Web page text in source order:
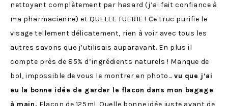
nettoyant complètement par hasard (j’ai fait confiance à
ma pharmacienne) et QUELLE TUERIE ! Ce truc purifie le
visage tellement délicatement, rien à voir avec tous les
autres savons que j’utilisais auparavant. En plus il
compte près de 85% d’ingrédients naturels ! Manque de
bol, impossible de vous le montrer en photo…vu que j’ai
eu la bonne idée de garder le flacon dans mon bagage
à main. Flacon de 125ml. Quelle bonne idée juste avant de